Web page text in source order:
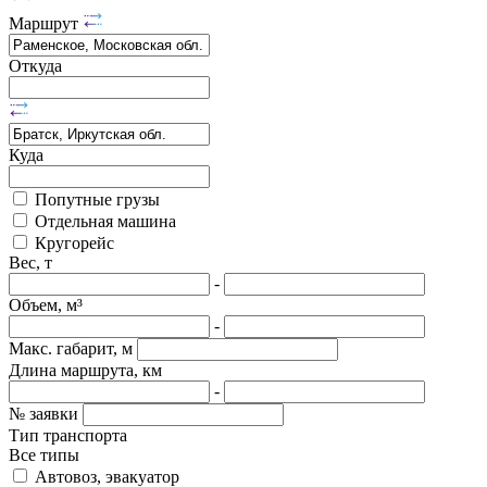
Маршрут
Откуда
Куда
Попутные грузы
Отдельная машина
Кругорейс
Вес, т
-
Объем, м³
-
Макс. габарит, м
Длина маршрута, км
-
№ заявки
Тип транспорта
Все типы
Автовоз, эвакуатор